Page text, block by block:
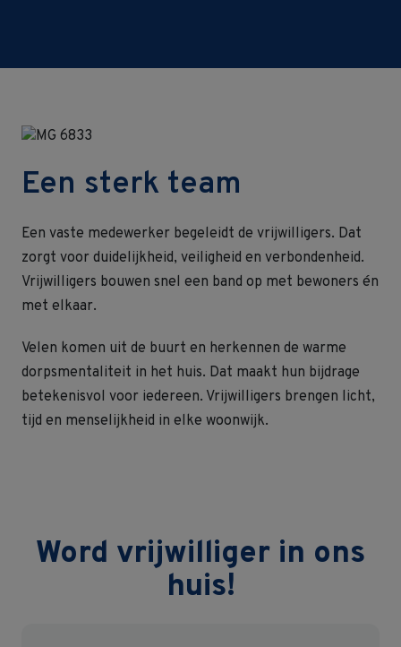
Een sterk team
Een vaste medewerker begeleidt de vrijwilligers. Dat
zorgt voor duidelijkheid, veiligheid en verbondenheid.
Vrijwilligers bouwen snel een band op met bewoners én
met elkaar.
Velen komen uit de buurt en herkennen de warme
dorpsmentaliteit in het huis. Dat maakt hun bijdrage
betekenisvol voor iedereen. Vrijwilligers brengen licht,
tijd en menselijkheid in elke woonwijk.
Word vrijwilliger in ons
huis!